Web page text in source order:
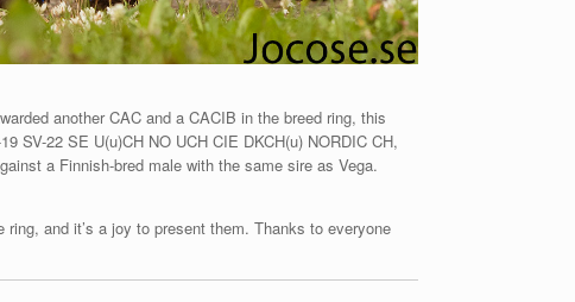
another CAC and a CACIB in the breed ring, this
SV-22 SE U(u)CH NO UCH CIE DKCH(u) NORDIC CH,
a Finnish-bred male with the same sire as Vega.
and it’s a joy to present them. Thanks to everyone